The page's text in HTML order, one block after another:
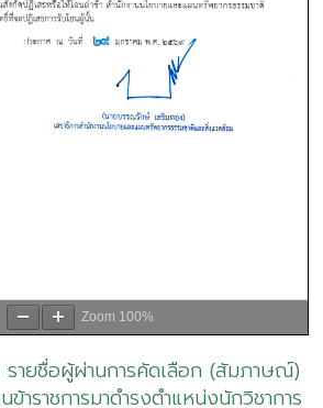
Zoom 100%
รายชื่อผู้ผ่านการคัดเลือก (สัมภาษณ์)
าราชการมาดำรงตำแหน่งนักวิชาการ